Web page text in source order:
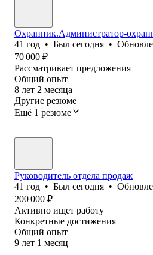
Охранник.Администратор-
41 год • Был сегодня •
70 000 ₽
Рассматривает предложения
Общий опыт
8 лет 2 месяца
Другие резюме
Ещё 1 резюме
Руководитель отдела продаж
41 год • Был сегодня •
200 000 ₽
Активно ищет работу
Конкретные достижения
Общий опыт
9 лет 1 месяц